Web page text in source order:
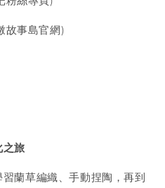
故事島官網)
之旅
蘭草編織、手動捏陶，再到